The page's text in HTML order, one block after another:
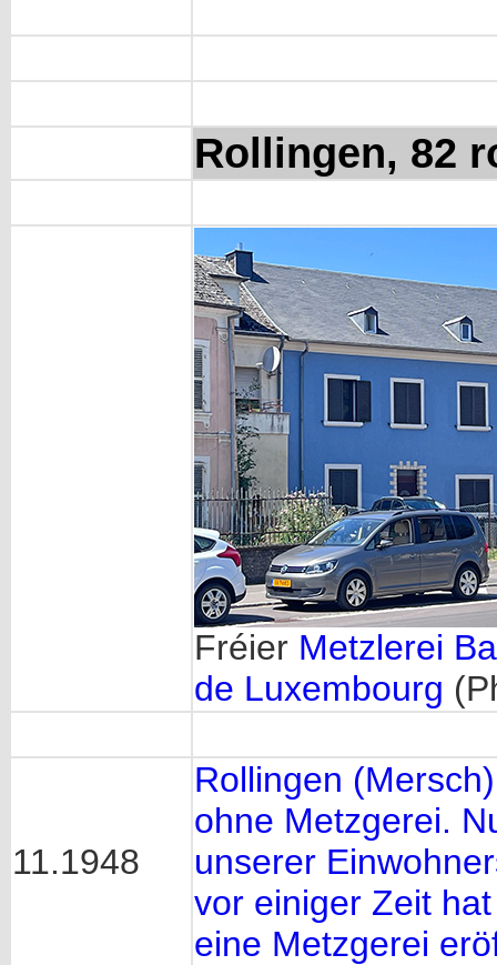
Rollingen, 82
Fréier Metzlerei
de Luxembourg
11.1948
Rollingen
ohne Metzgerei.
unserer
vor einiger Zeit
eine Metzgerei